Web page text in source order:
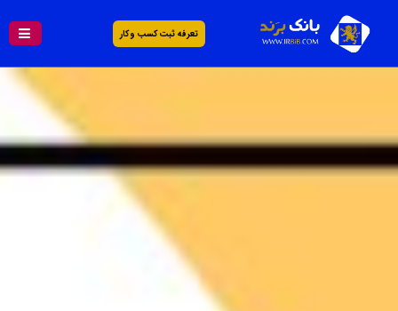
تعرفه ثبت کسب و کار